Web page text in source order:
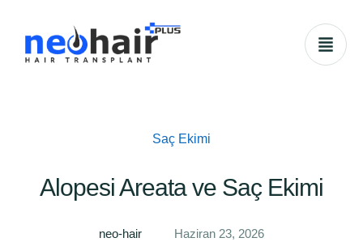
Saç Ekimi
Alopesi Areata ve Saç Ekimi
neo-hair Haziran 23, 2026